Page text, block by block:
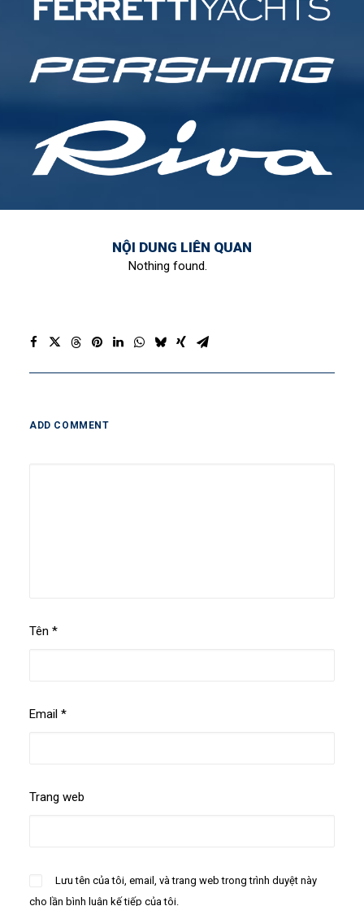
NỘI DUNG LIÊN QUAN
Nothing found.
ADD COMMENT
Tên *
Email *
Trang web
Lưu tên của tôi, email, và trang web trong trình duyệt này
cho lần bình luận kế tiếp của tôi.